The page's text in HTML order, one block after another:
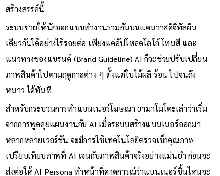
โตะเผยว่าเขาเป็นคนเอเชียคนแรกที่ได้เปิดใช้อินเตอร์เฟสการ
สร้างสรรค์นี้
ระบบช่วยให้นักออกแบบทำงานร่วมกันบนแคนวาสดิจิทัลผืน
เดียวกันได้อย่างไร้รอยต่อ เพียงแค่อัปโหลดโลโก้ โทนสี และ
แนวทางของแบรนด์ (Brand Guideline) AI ก็จะช่วยปรับเปลี่ยน
ภาพสินค้าไปตามฤดูกาลต่าง ๆ ตั้งแต่ใบไม้ผลิ ร้อน ไปจนถึง
หนาว ได้ทันที
สำหรับกระบวนการทำแบนเนอร์โฆษณา ยามาโมโตะเล่าว่าเริ่ม
จากการพูดคุยแผนงานกับ AI เมื่อระบบสร้างแบนเนอร์ออกมา
หลากหลายเวอร์ชัน จะมีการใช้เทคโนโลยีตรวจเช็กคุณภาพ
เปรียบเทียบภาพที่ AI เจนกับภาพสินค้าจริงอย่างแม่นยำ ก่อนจะ